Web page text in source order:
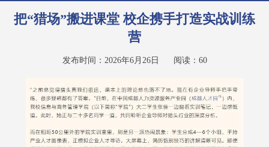
把“猎场”搬进课堂 校企携手打造实战训练
营
发布时间：2026年6月26日 阅读： 60